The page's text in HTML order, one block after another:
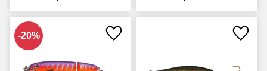
20% Lägg till i favoriter Lägg